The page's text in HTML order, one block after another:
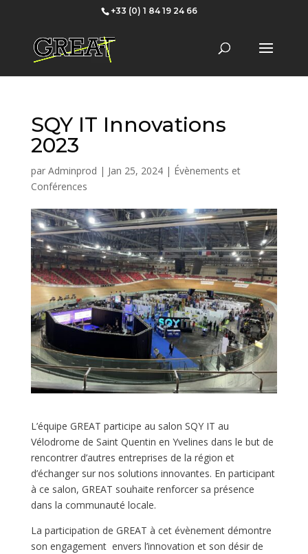
+33 (0) 1 84 19 24 66
SQY IT Innovations
2023
par Adminprod | Jan 25, 2024| Évènements et
Conférences
L’équipe GREAT participe au salon SQY IT au
Vélodrome de Saint Quentin en Yvelines dans le but de
rencontrer d’autres entreprises de la région et
d’échanger sur nos solutions innovantes. En participant
à ce salon, GREAT souhaite renforcer sa présence
dans la communauté locale.
La participation de GREAT à cet évènement démontre
son engagement envers l’innovation et son désir de